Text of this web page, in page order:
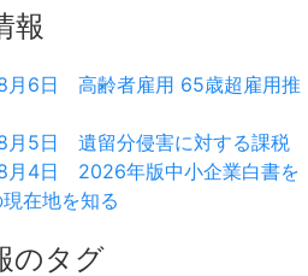
報
月6日 高齢者雇用 65歳超雇用推
月5日 遺留分侵害に対する課税
月4日 2026年版中小企業白書を
在地を知る
のタグ